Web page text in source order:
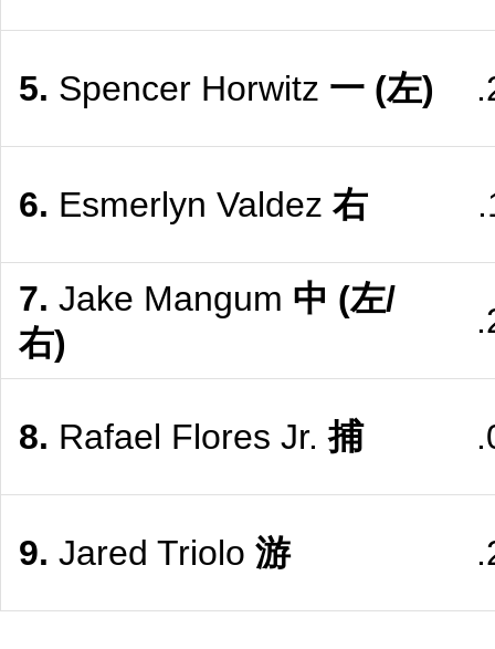
5. Spencer Horwitz 一 (左)
6. Esmerlyn Valdez 右
7. Jake Mangum 中 (左/
右)
8. Rafael Flores Jr.捕
9. Jared Triolo 游